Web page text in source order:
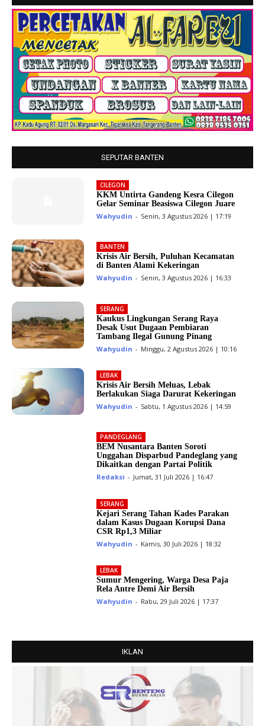
SEPUTAR BANTEN
CILEGON
KKM Untirta Gandeng Kesra Cilegon
Gelar Seminar Beasiswa Cilegon Juare
Wahyudin - Senin, 3 Agustus 2026 | 17:19
BANTEN
Krisis Air Bersih, Puluhan Kecamatan
di Banten Alami Kekeringan
Wahyudin - Senin, 3 Agustus 2026 | 16:33
SERANG
Kaukus Lingkungan Serang Raya
Desak Usut Dugaan Pembiaran
Tambang Ilegal Gunung Pinang
Wahyudin - Minggu, 2 Agustus 2026 | 10:16
LEBAK
Krisis Air Bersih Meluas, Lebak
Berlakukan Siaga Darurat Kekeringan
Wahyudin - Sabtu, 1 Agustus 2026 | 14:59
PANDEGLANG
BEM Nusantara Banten Soroti
Unggahan Disparbud Pandeglang yang
Dikaitkan dengan Partai Politik
Redaksi - Jumat, 31 Juli 2026 | 16:47
SERANG
Kejari Serang Tahan Kades Parakan
dalam Kasus Dugaan Korupsi Dana
CSR Rp1,3 Miliar
Wahyudin - Kamis, 30 Juli 2026 | 18:32
LEBAK
Sumur Mengering, Warga Desa Paja
Rela Antre Demi Air Bersih
Wahyudin - Rabu, 29 Juli 2026 | 17:37
IKLAN